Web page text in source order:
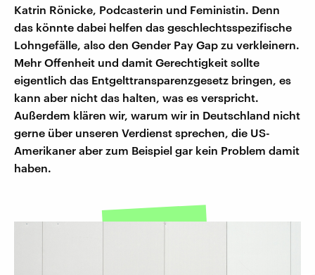
Katrin Rönicke, Podcasterin und Feministin. Denn
das könnte dabei helfen das geschlechtsspezifische
Lohngefälle, also den Gender Pay Gap zu verkleinern.
Mehr Offenheit und damit Gerechtigkeit sollte
eigentlich das Entgelttransparenzgesetz bringen, es
kann aber nicht das halten, was es verspricht.
Außerdem klären wir, warum wir in Deutschland nicht
gerne über unseren Verdienst sprechen, die US-
Amerikaner aber zum Beispiel gar kein Problem damit
haben.